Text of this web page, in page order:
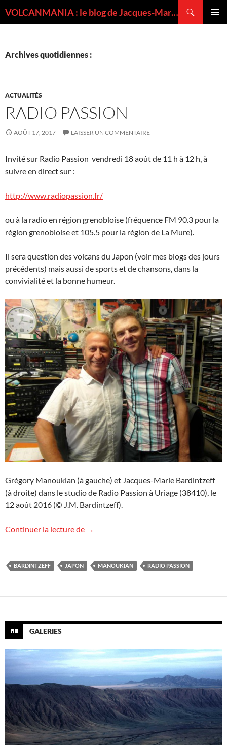
VOLCANMANIA : le blog de Jacques-Marie BARDINTZEFF, volcanologue
Archives quotidiennes :
ACTUALITÉS
RADIO PASSION
AOÛT 17, 2017 LAISSER UN COMMENTAIRE
Invité sur Radio Passion vendredi 18 août de 11 h à 12 h, à
suivre en direct sur :
http://www.radiopassion.fr/
ou à la radio en région grenobloise (fréquence FM 90.3 pour la
région grenobloise et 105.5 pour la région de La Mure).
Il sera question des volcans du Japon (voir mes blogs des jours
précédents) mais aussi de sports et de chansons, dans la
convivialité et la bonne humeur.
Grégory Manoukian (à gauche) et Jacques-Marie Bardintzeff
(à droite) dans le studio de Radio Passion à Uriage (38410), le
12 août 2016 (© J.M. Bardintzeff).
Continuer la lecture de Radio Passion
→
BARDINTZEFF JAPON MANOUKIAN RADIO PASSION
GALERIES